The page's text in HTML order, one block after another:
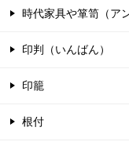
時代家具や箪笥（ア
印判（いんばん）
印籠
根付